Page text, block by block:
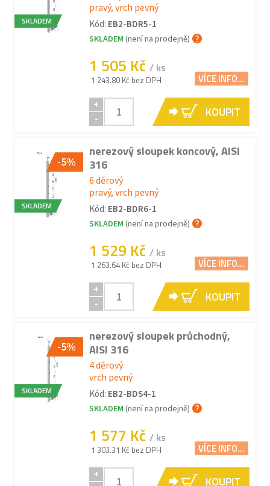
SKLADEM
pravý, vrch pevný
Kód: EB2-BDR5-1
SKLADEM (není na prodejně)
1 505 Kč / ks
1 243.80 Kč bez DPH VÍCE INFO...
+
-
KOUPIT
-5%
SKLADEM
nerezový sloupek koncový, AISI
316
6 děrový
pravý, vrch pevný
Kód: EB2-BDR6-1
SKLADEM (není na prodejně)
1 529 Kč / ks
1 263.64 Kč bez DPH VÍCE INFO...
+
-
KOUPIT
-5%
SKLADEM
nerezový sloupek průchodný,
AISI 316
4 děrový
vrch pevný
Kód: EB2-BDS4-1
SKLADEM (není na prodejně)
1 577 Kč / ks
1 303.31 Kč bez DPH VÍCE INFO...
+
KOUPIT